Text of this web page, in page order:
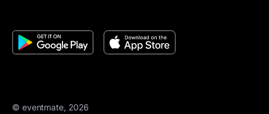
© eventmate, 2026